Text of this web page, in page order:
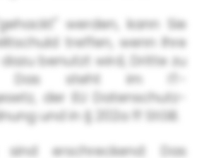
werden, kann Sie
treffen, wenn Ihre
benutzt wird, Dritte zu
Das steht im IT-
der EU Datenschutz-
und in § 202a ff StGB.
sind erschreckend: Das